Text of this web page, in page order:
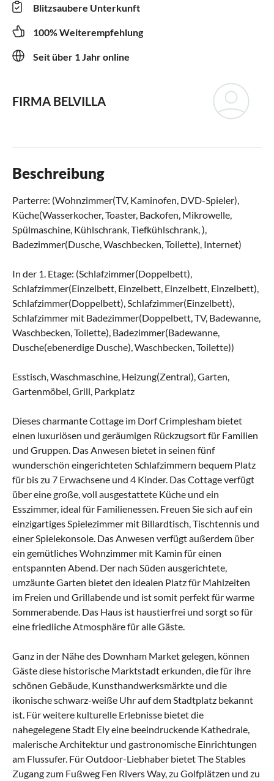
Blitzsaubere Unterkunft
100% Weiterempfehlung
Seit über 1 Jahr online
FIRMA BELVILLA
Beschreibung
Parterre: (Wohnzimmer(TV, Kaminofen, DVD-Spieler),
Küche(Wasserkocher, Toaster, Backofen, Mikrowelle,
Spülmaschine, Kühlschrank, Tiefkühlschrank, ),
Badezimmer(Dusche, Waschbecken, Toilette), Internet)
In der 1. Etage: (Schlafzimmer(Doppelbett),
Schlafzimmer(Einzelbett, Einzelbett, Einzelbett, Einzelbett),
Schlafzimmer(Doppelbett), Schlafzimmer(Einzelbett),
Schlafzimmer mit Badezimmer(Doppelbett, TV, Badewanne,
Waschbecken, Toilette), Badezimmer(Badewanne,
Dusche(ebenerdige Dusche), Waschbecken, Toilette))
Esstisch, Waschmaschine, Heizung(Zentral), Garten,
Gartenmöbel, Grill, Parkplatz
Dieses charmante Cottage im Dorf Crimplesham bietet
einen luxuriösen und geräumigen Rückzugsort für Familien
und Gruppen. Das Anwesen bietet in seinen fünf
wunderschön eingerichteten Schlafzimmern bequem Platz
für bis zu 7 Erwachsene und 4 Kinder. Das Cottage verfügt
über eine große, voll ausgestattete Küche und ein
Esszimmer, ideal für Familienessen. Freuen Sie sich auf ein
einzigartiges Spielezimmer mit Billardtisch, Tischtennis und
einer Spielekonsole. Das Anwesen verfügt außerdem über
ein gemütliches Wohnzimmer mit Kamin für einen
entspannten Abend. Der nach Süden ausgerichtete,
umzäunte Garten bietet den idealen Platz für Mahlzeiten
im Freien und Grillabende und ist somit perfekt für warme
Sommerabende. Das Haus ist haustierfrei und sorgt so für
eine friedliche Atmosphäre für alle Gäste.
Ganz in der Nähe des Downham Market gelegen, können
Gäste diese historische Marktstadt erkunden, die für ihre
schönen Gebäude, Kunsthandwerksmärkte und die
ikonische schwarz-weiße Uhr auf dem Stadtplatz bekannt
ist. Für weitere kulturelle Erlebnisse bietet die
nahegelegene Stadt Ely eine beeindruckende Kathedrale,
malerische Architektur und gastronomische Einrichtungen
am Flussufer. Für Outdoor-Liebhaber bietet The Stables
Zugang zum Fußweg Fen Rivers Way, zu Golfplätzen und zu